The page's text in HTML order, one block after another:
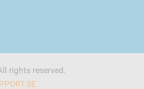
rights reserved.